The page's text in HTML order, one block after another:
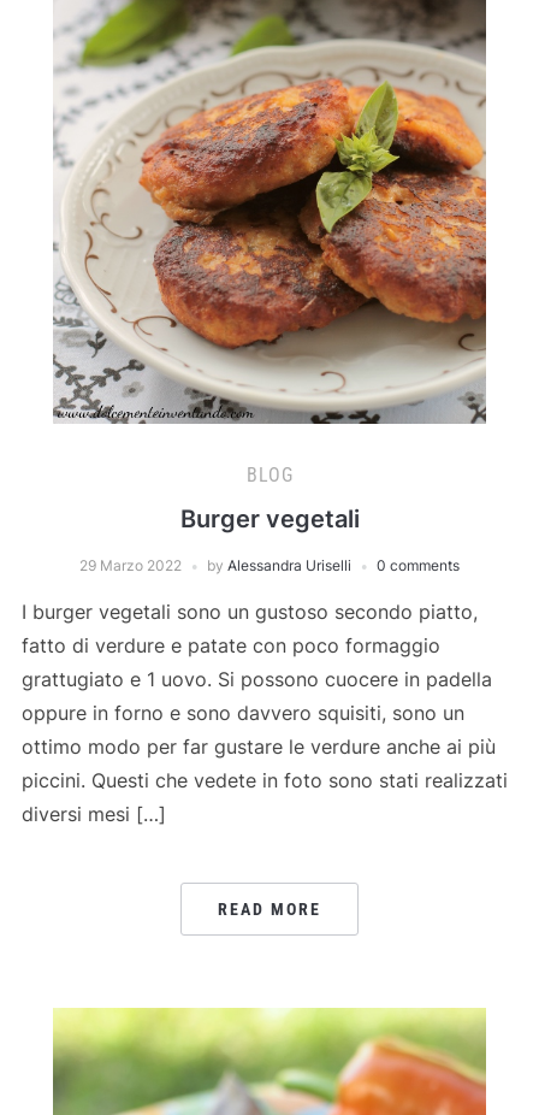
BLOG
Burger vegetali
29 Marzo 2022 by Alessandra Uriselli 0 comments
I burger vegetali sono un gustoso secondo piatto,
fatto di verdure e patate con poco formaggio
grattugiato e 1 uovo. Si possono cuocere in padella
oppure in forno e sono davvero squisiti, sono un
ottimo modo per far gustare le verdure anche ai più
piccini. Questi che vedete in foto sono stati realizzati
diversi mesi […]
READ MORE